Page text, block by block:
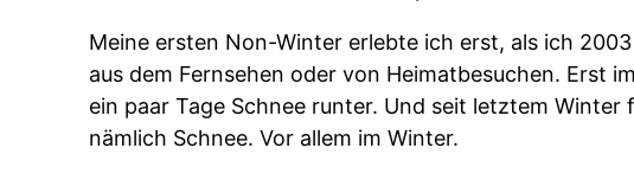
Meine ersten Non-Winter erlebte ich erst, als ich
aus dem Fernsehen oder von Heimatbesuchen. Erst
ein paar Tage Schnee runter. Und seit letztem
nämlich Schnee. Vor allem im Winter.